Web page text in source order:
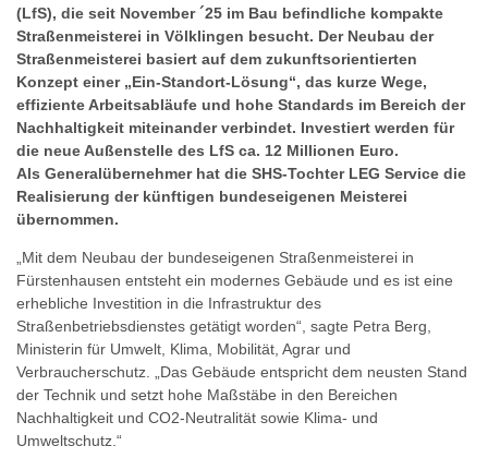
(LfS), die seit November ´25 im Bau befindliche kompakte
Straßenmeisterei in Völklingen besucht. Der Neubau der
Straßenmeisterei basiert auf dem zukunftsorientierten
Konzept einer „Ein-Standort-Lösung“, das kurze Wege,
effiziente Arbeitsabläufe und hohe Standards im Bereich der
Nachhaltigkeit miteinander verbindet. Investiert werden für
die neue Außenstelle des LfS ca. 12 Millionen Euro.
Als Generalübernehmer hat die SHS-Tochter LEG Service die
Realisierung der künftigen bundeseigenen Meisterei
übernommen.
„Mit dem Neubau der bundeseigenen Straßenmeisterei in
Fürstenhausen entsteht ein modernes Gebäude und es ist eine
erhebliche Investition in die Infrastruktur des
Straßenbetriebsdienstes getätigt worden“, sagte Petra Berg,
Ministerin für Umwelt, Klima, Mobilität, Agrar und
Verbraucherschutz. „Das Gebäude entspricht dem neusten Stand
der Technik und setzt hohe Maßstäbe in den Bereichen
Nachhaltigkeit und CO2-Neutralität sowie Klima- und
Umweltschutz.“